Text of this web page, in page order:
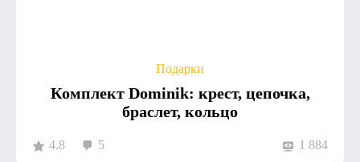
Подарки
Комплект Dominik: крест, цепочка,
браслет, кольцо
4.8 5 1 884